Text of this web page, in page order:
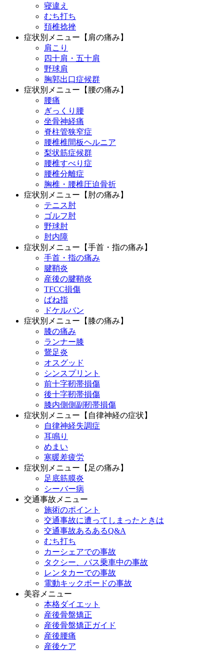
寝違え
むち打ち
頚椎捻挫
症状別メニュー【肩の痛み】
肩こり
四十肩・五十肩
野球肩
胸郭出口症候群
症状別メニュー【腰の痛み】
腰痛
ぎっくり腰
坐骨神経痛
脊柱管狭窄症
腰椎椎間板ヘルニア
梨状筋症候群
腰椎すべり症
腰椎分離症
胸椎・腰椎圧迫骨折
症状別メニュー【肘の痛み】
テニス肘
ゴルフ肘
野球肘
肘内障
症状別メニュー【手首・指の痛み】
手首・指の痛み
腱鞘炎
産後の腱鞘炎
TFCC損傷
ばね指
ドケルバン
症状別メニュー【膝の痛み】
膝の痛み
ランナー膝
鵞足炎
オスグッド
シンスプリント
前十字靭帯損傷
後十字靭帯損傷
膝内側側副靭帯損傷
症状別メニュー【自律神経の症状】
自律神経失調症
耳鳴り
めまい
寒暖差疲労
症状別メニュー【足の痛み】
足底筋膜炎
シーバー病
交通事故メニュー
施術のポイント
交通事故に遭ってしまったときは
交通事故あるあるQ&A
むち打ち
カーシェアでの事故
タクシー、バス乗車中の事故
レンタカーでの事故
電動キックボードの事故
美容メニュー
本格ダイエット
産後骨盤矯正
産後骨盤矯正ガイド
産後腰痛
産後ケア